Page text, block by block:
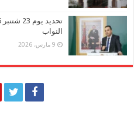
النواب
9 مارس، 2026